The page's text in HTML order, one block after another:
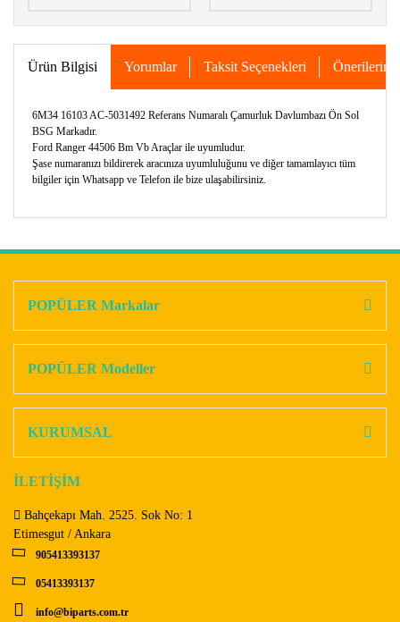
Ürün Bilgisi Yorumlar Taksit Seçenekleri Önerileriniz
6M34 16103 AC-5031492 Referans Numaralı Çamurluk Davlumbazı Ön Sol
BSG Markadır.
Ford Ranger 44506 Bm Vb Araçlar ile uyumludur.
Şase numaranızı bildirerek aracınıza uyumluluğunu ve diğer tamamlayıcı tüm
bilgiler için Whatsapp ve Telefon ile bize ulaşabilirsiniz.
Ürün açıklamasında eksik bilgiler bulunuyor.
Bu ürüne benzer farklı alternatifler olmalı.
POPÜLER Markalar
POPÜLER Modeller
KURUMSAL
İLETİŞİM
Bahçekapı Mah. 2525. Sok No: 1
Etimesgut / Ankara
905413393137
05413393137
info@biparts.com.tr